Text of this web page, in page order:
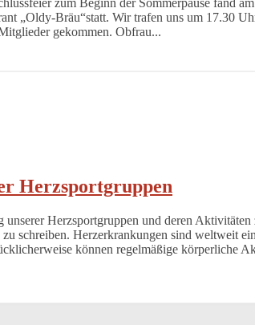
zum Beginn der Sommerpause fand
„Oldy-Bräu“statt. Wir trafen uns um 17.30
gekommen. Obfrau...
Herzsportgruppen
unserer Herzsportgruppen und deren Aktivitäten
schreiben. Herzerkrankungen sind weltweit
können regelmäßige körperliche